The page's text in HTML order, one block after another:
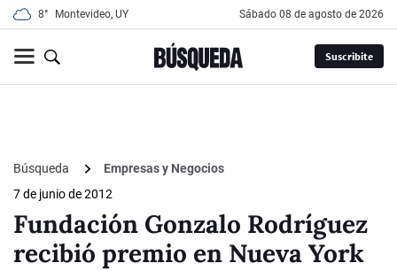
8° Montevideo, UY sábado 08 de agosto de 2026
Suscribite
Búsqueda
Empresas y Negocios
7 de junio de 2012
Fundación Gonzalo Rodríguez
recibió premio en Nueva York